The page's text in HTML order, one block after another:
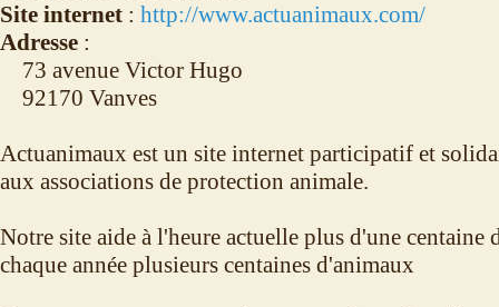
Site internet : http://www.actuanimaux.com/
Adresse :
73 avenue Victor Hugo
92170 Vanves
Actuanimaux est un site internet participatif et
aux associations de protection animale.
Notre site aide à l'heure actuelle plus d'une centaine
chaque année plusieurs centaines d'animaux